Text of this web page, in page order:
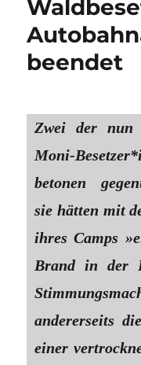
beendet
Zwei der nun
Moni-
betonen
sie hätten mit
ihres Camps
Brand in der
andererseits
einer